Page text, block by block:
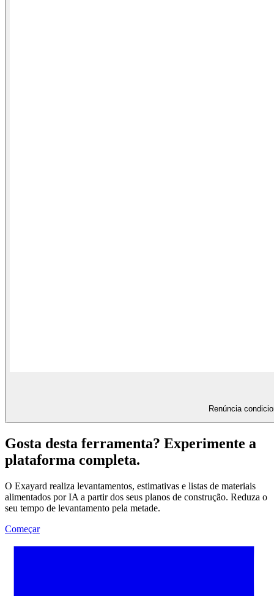
Renúncia
Gosta desta ferramenta? Experimente a
plataforma completa.
O Exayard realiza levantamentos, estimativas e listas de materiais
alimentados por IA a partir dos seus planos de construção. Reduza o
seu tempo de levantamento pela metade.
Começar